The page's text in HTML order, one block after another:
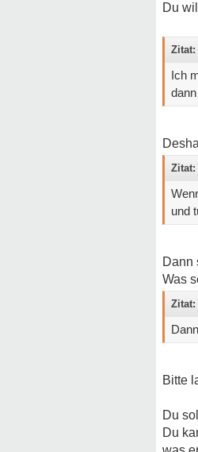
Du
Zitat:
Ich
Zitat:
und
Dann
Was
Zitat:
Bitte
Du
Du